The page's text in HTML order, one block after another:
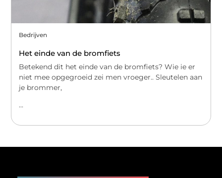
Bedrijven
Het einde van de bromfiets
Betekend dit het einde van de bromfiets? Wie ie er
niet mee opgegroeid zei men vroeger.. Sleutelen aan
je brommer,
...